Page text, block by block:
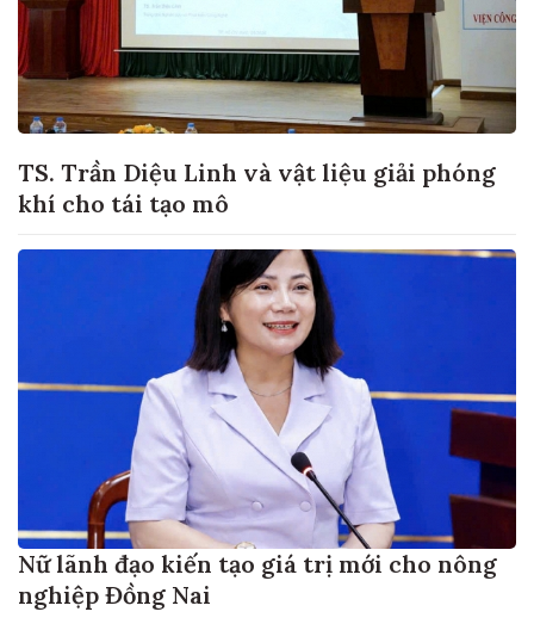
TS. Trần Diệu Linh và vật liệu giải phóng
khí cho tái tạo mô
Nữ lãnh đạo kiến tạo giá trị mới cho nông
nghiệp Đồng Nai